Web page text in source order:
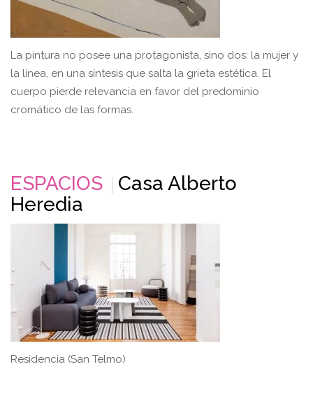
La pintura no posee una protagonista, sino dos: la mujer y
la línea, en una síntesis que salta la grieta estética. El
cuerpo pierde relevancia en favor del predominio
cromático de las formas.
ESPACIOS
Casa Alberto
Heredia
Residencia (San Telmo)